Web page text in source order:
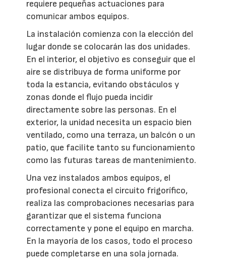
requiere pequeñas actuaciones para
comunicar ambos equipos.
La instalación comienza con la elección del
lugar donde se colocarán las dos unidades.
En el interior, el objetivo es conseguir que el
aire se distribuya de forma uniforme por
toda la estancia, evitando obstáculos y
zonas donde el flujo pueda incidir
directamente sobre las personas. En el
exterior, la unidad necesita un espacio bien
ventilado, como una terraza, un balcón o un
patio, que facilite tanto su funcionamiento
como las futuras tareas de mantenimiento.
Una vez instalados ambos equipos, el
profesional conecta el circuito frigorífico,
realiza las comprobaciones necesarias para
garantizar que el sistema funciona
correctamente y pone el equipo en marcha.
En la mayoría de los casos, todo el proceso
puede completarse en una sola jornada.